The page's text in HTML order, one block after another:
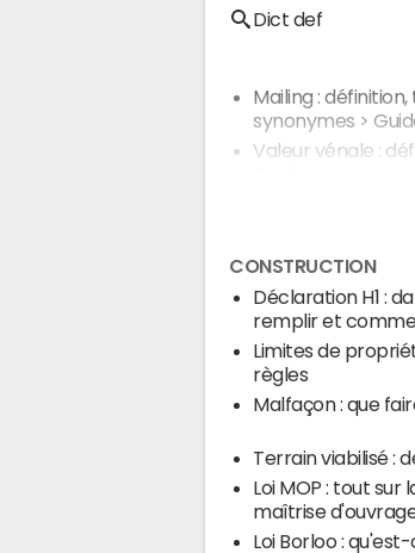
Dict def
Mailing :
synonymes >
Valeur vénale :
CONSTRUCTION
Déclaration H1 :
remplir et
Limites de
règles
Malfaçon : que
Terrain viabilisé :
Loi MOP : tout sur
maîtrise
Loi Borloo :